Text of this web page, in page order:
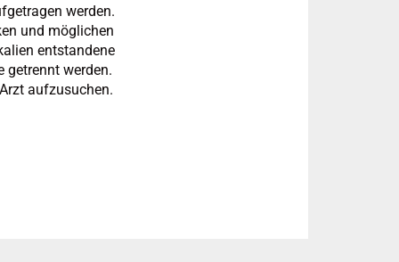
werden.
und möglichen
entstandene
getrennt werden.
aufzusuchen.